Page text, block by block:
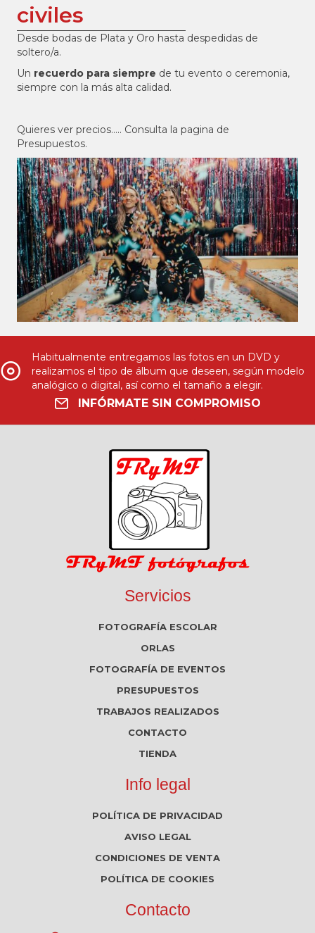
civiles
Desde bodas de Plata y Oro hasta despedidas de
soltero/a.
Un recuerdo para siempre de tu evento o ceremonia,
siempre con la más alta calidad.
Quieres ver precios..... Consulta la pagina de
Presupuestos.
Habitualmente entregamos las fotos en un DVD y
realizamos el tipo de álbum que deseen, según modelo
analógico o digital, así como el tamaño a elegir.
INFÓRMATE SIN COMPROMISO
Servicios
FOTOGRAFÍA ESCOLAR
ORLAS
FOTOGRAFÍA DE EVENTOS
PRESUPUESTOS
TRABAJOS REALIZADOS
CONTACTO
TIENDA
Info legal
POLÍTICA DE PRIVACIDAD
AVISO LEGAL
CONDICIONES DE VENTA
POLÍTICA DE COOKIES
Contacto